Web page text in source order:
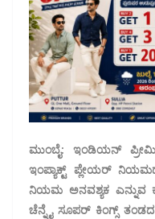
ಮುಂಬೈ: ಇಂಡಿಯನ್
ಇಂಪ್ಯಾಕ್ಟ್ ಪ್ಲೇಯರ್
ನಿಯಮ ಅನವಶ್ಯಕ ಎನ್ನುವ
ಚೆನ್ನೈ ಸೂಪರ್ ಕಿಂಗ್ಸ್